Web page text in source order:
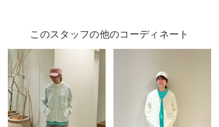
このスタッフの他のコーディネート